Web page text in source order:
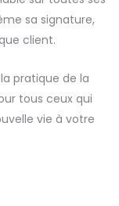
sa signature,
client.
pratique de la
tous ceux qui
vie à votre